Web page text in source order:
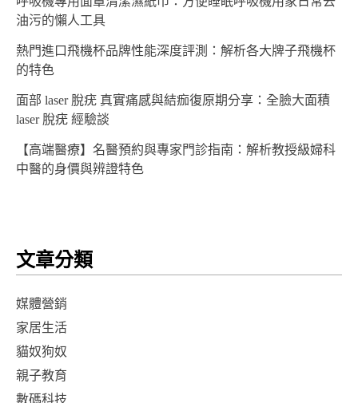
油污的懶人工具
熱門進口飛機杯品牌性能深度評測：解析各大牌子飛機杯
的特色
面部 laser 脫疣 真實痛感與結痂復原期分享：全臉大面積
laser 脫疣 經驗談
【高端醫療】名醫預約與專家門診指南：解析教授級婦科
中醫的身價與辨證特色
文章分類
媒體營銷
家居生活
貓奴狗奴
親子教育
數碼科技